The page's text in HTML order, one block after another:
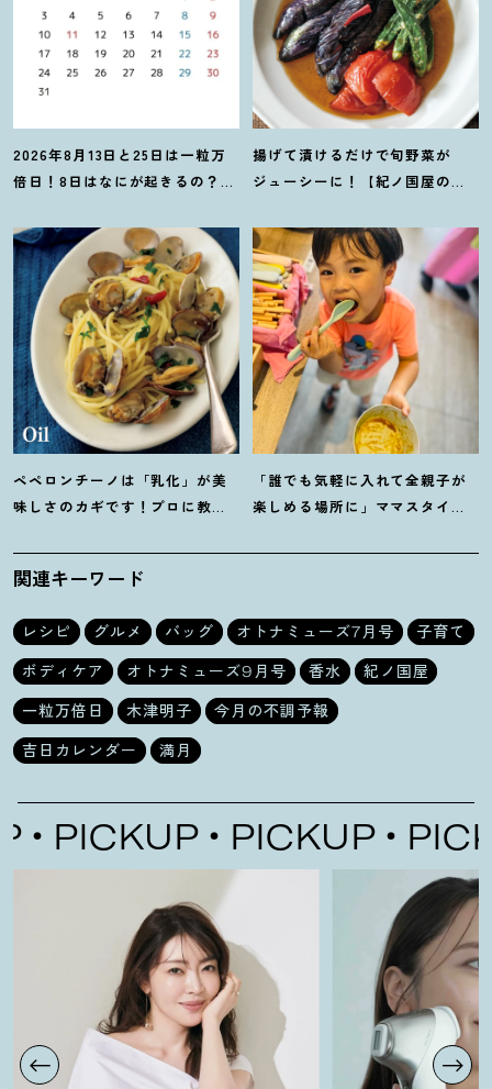
2026年8月13日と25日は一粒万
倍日 ！ 8日はなにが起きるの ？ 吉
揚げて漬けるだけで旬野菜が
ジューシーに ！
【紀ノ国屋のつ
シピ
ペペロンチーノは「乳化」が美
味しさのカギです ！ プロに教わ
「誰でも気軽に入れて全親子が
楽しめる場所に」ママスタイリ
堂】
関連キーワード
レシピ グルメ バッグ オトナミューズ7月号
子育て
ボディケア
オトナミューズ9月号 香水
紀ノ国屋
一粒万倍日
木津明子
今月の不調予報
吉日カレンダー
満月
PICKUP PICKUP